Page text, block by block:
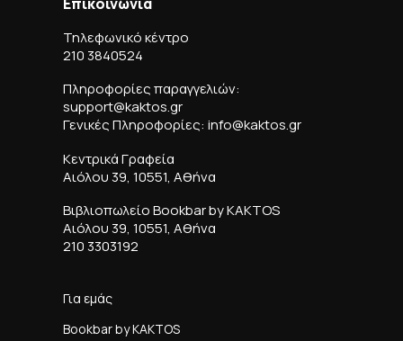
Τηλεφωνικό κέντρο
210 3840524
Πληροφορίες παραγγελιών:
support@kaktos.gr
Γενικές Πληροφορίες: info@kaktos.gr
Κεντρικά Γραφεία
Αιόλου 39, 10551, Αθήνα
Βιβλιοπωλείο Bookbar by KAKTOS
Αιόλου 39, 10551, Αθήνα
210 3303192
Για εμάς
Bookbar by KAKTOS